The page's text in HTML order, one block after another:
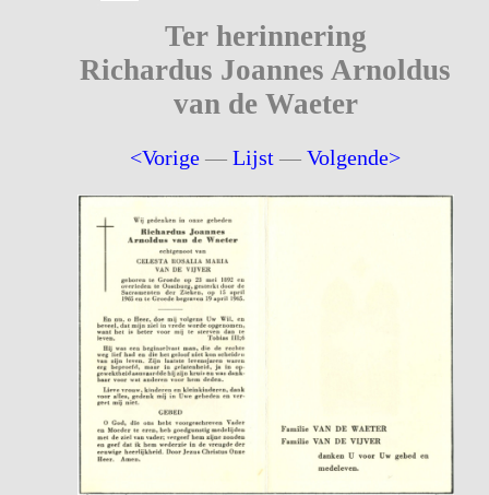
Ter herinnering
Richardus Joannes Arnoldus
van de Waeter
<Vorige —Lijst —Volgende>